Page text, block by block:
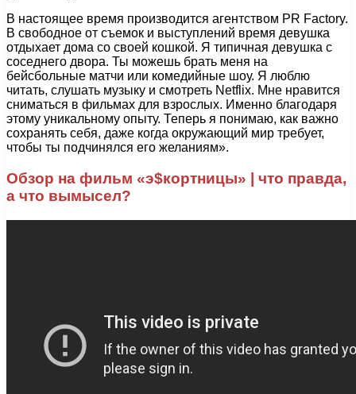
В настоящее время производится агентством PR Factory.
В свободное от съемок и выступлений время девушка
отдыхает дома со своей кошкой. Я типичная девушка с
соседнего двора. Ты можешь брать меня на
бейсбольные матчи или комедийные шоу. Я люблю
читать, слушать музыку и смотреть Netflix. Мне нравится
сниматься в фильмах для взрослых. Именно благодаря
этому уникальному опыту. Теперь я понимаю, как важно
сохранять себя, даже когда окружающий мир требует,
чтобы ты подчинялся его желаниям».
Обзор на фильм «э$кортницы» | что правда,
а что вымысел?